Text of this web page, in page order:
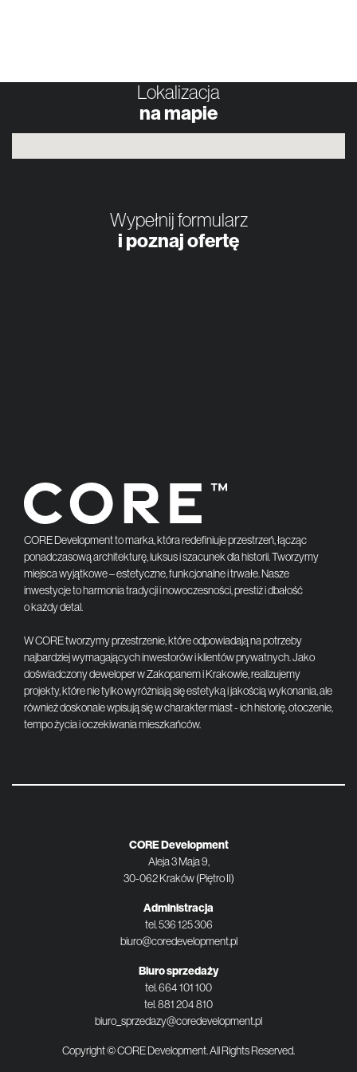
Lokalizacja
na mapie
Wypełnij formularz
i poznaj ofertę
CORE Development to marka, która redefiniuje przestrzeń, łącząc
ponadczasową architekturę, luksus i szacunek dla historii. Tworzymy
miejsca wyjątkowe – estetyczne, funkcjonalne i trwałe. Nasze
inwestycje to harmonia tradycji i nowoczesności, prestiż i dbałość
o każdy detal.
W CORE tworzymy przestrzenie, które odpowiadają na potrzeby
najbardziej wymagających inwestorów i klientów prywatnych. Jako
doświadczony deweloper w Zakopanem i Krakowie, realizujemy
projekty, które nie tylko wyróżniają się estetyką i jakością wykonania, ale
również doskonale wpisują się w charakter miast - ich historię, otoczenie,
tempo życia i oczekiwania mieszkańców.
CORE Development
Aleja 3 Maja 9,
30-062 Kraków (Piętro II)
Administracja
tel.536 125 306
biuro@coredevelopment.pl
Biuro sprzedaży
tel.664 101 100
tel.881 204 810
biuro_sprzedazy@coredevelopment.pl
Copyright © CORE Development. All Rights Reserved.